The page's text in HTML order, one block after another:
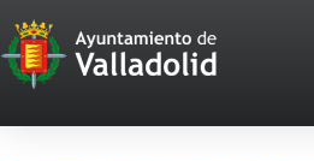
Portal
Web
del